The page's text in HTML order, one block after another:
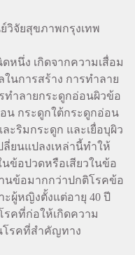
ย์วิจัยสุขภาพกรุงเทพ
หนึ่ง เกิดจากความเสื่อม
นการสร้าง การทำลาย
ทำลายกระดูกอ่อนผิวข้อ
น กระดูกใต้กระดูกอ่อน
ะริมกระดูก และเยื่อบุผิว
ยนแปลงเหล่านี้ทำให้
ข้อปวดหรือเสียวในข้อ
นข้อมากกว่าปกติโรคข้อ
ผู้หญิงตั้งแต่อายุ 40 ปี
รคที่ก่อให้เกิดความ
โรคที่สำคัญทาง